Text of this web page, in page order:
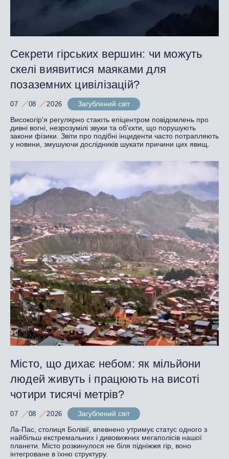
Секрети гірських вершин: чи можуть
скелі виявитися маяками для
позаземних цивілізацій?
07 08 2026
Загублений світ
Високогір'я регулярно стають епіцентром повідомлень про
дивні вогні, незрозумілі звуки та об'єкти, що порушують
закони фізики. Звіти про подібні інциденти часто потрапляють
у новини, змушуючи дослідників шукати причини цих явищ.
Місто, що дихає небом: як мільйони
людей живуть і працюють на висоті
чотири тисячі метрів?
07 08 2026
Загублений світ
Ла-Пас, столиця Болівії, впевнено утримує статус одного з
найбільш екстремальних і дивовижних мегаполісів нашої
планети. Місто розкинулося не біля підніжжя гір, воно
інтегроване в їхню структуру.